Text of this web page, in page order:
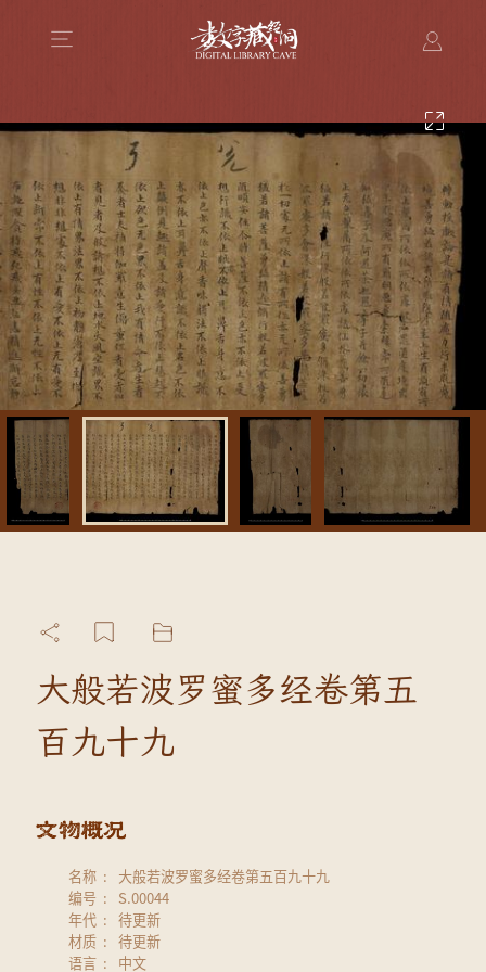
大般若波罗蜜多经卷第五
百九十九
名称
大般若波罗蜜多经卷第五百九十九
编号
S.00044
年代
待更新
材质
待更新
语言
中文